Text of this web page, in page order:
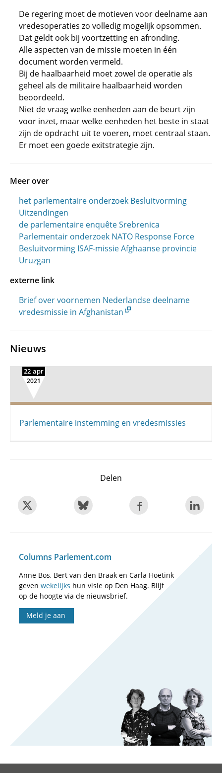
De regering moet de motieven voor deelname aan
vredesoperaties zo volledig mogelijk opsommen.
Dat geldt ook bij voortzetting en afronding.
Alle aspecten van de missie moeten in één
document worden vermeld.
Bij de haalbaarheid moet zowel de operatie als
geheel als de militaire haalbaarheid worden
beoordeeld.
Niet de vraag welke eenheden aan de beurt zijn
voor inzet, maar welke eenheden het beste in staat
zijn de opdracht uit te voeren, moet centraal staan.
Er moet een goede exitstrategie zijn.
Meer over
het parlementaire onderzoek Besluitvorming
Uitzendingen
de parlementaire enquête Srebrenica
Parlementair onderzoek NATO Response Force
Besluitvorming ISAF-missie Afghaanse provincie
Uruzgan
externe link
Brief over voornemen Nederlandse deelname
vredesmissie in Afghanistan
Nieuws
22 apr
2021
Parlementaire instemming en vredesmissies
Delen
Columns Parlement.com
Anne Bos, Bert van den Braak en Carla Hoetink
geven wekelijks hun visie op Den Haag. Blijf
op de hoogte via de nieuwsbrief.
Meld je aan